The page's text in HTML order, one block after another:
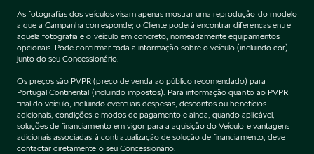
As fotografias dos veículos visam apenas mostrar uma reprodução do modelo
a que a Campanha corresponde; o Cliente poderá encontrar diferenças entre
aquela fotografia e o veículo em concreto, nomeadamente equipamentos
opcionais. Pode confirmar toda a informação sobre o veículo (incluindo cor)
junto do seu Concessionário.
Os preços são PVPR (preço de venda ao público recomendado) para
Portugal Continental (incluindo impostos). Para informação quanto ao PVPR
final do veículo, incluindo eventuais despesas, descontos ou benefícios
adicionais, condições e modos de pagamento e ainda, quando aplicável,
soluções de financiamento em vigor para a aquisição do Veículo e vantagens
adicionais associadas à contratualização de solução de financiamento, deve
contactar diretamente o seu Concessionário.